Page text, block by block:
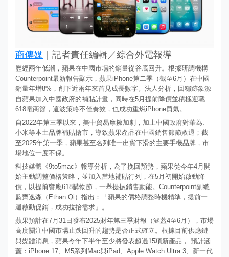
商傳媒 ｜記者責任編輯／綜合外電報導
歷經兩年低潮，蘋果在中國市場的銷量從谷底回升。根據研調機構
Counterpoint最新報告顯示，蘋果iPhone第二季（截至6月）在中國
銷量年增8%，創下近兩年來首見成長數字。法人分析，回穩跡象源
自蘋果加入中國政府的補貼計畫，同時在5月提前降價並積極迎戰
618電商節，這波策略不僅奏效，也成功重燃iPhone買氣。
自2022年第三季以來，美中貿易摩擦加劇，加上中國政府對華為、
小米等本土品牌補貼搶市，導致蘋果產品在中國銷售節節敗退；截
至2025年第一季，蘋果甚至名列唯一出貨下滑的主要手機品牌，市
場地位一度不保。
科技媒體《9to5mac》報導分析，為了挽回頹勢，蘋果從今年4月開
始主動調整價格策略，並加入當地補貼行列，在5月初開始啟動降
價，以提前響應618購物節，一舉提振銷售動能。Counterpoint副總
監齊逸森（Ethan Qi）指出：「蘋果的價格調整時機精準，提前一
週啟動促銷，成功拉抬需求」。
蘋果預計在7月31日發布2025財年第三季財報（涵蓋4至6月），市場
高度關注中國市場止跌回升的趨勢是否正式確立。根據目前供應鏈
與媒體消息，蘋果今年下半年至少將發表超過15項新產品， 預計涵
蓋：iPhone 17、M5系列Mac與iPad、Apple Watch Ultra 3、新一代